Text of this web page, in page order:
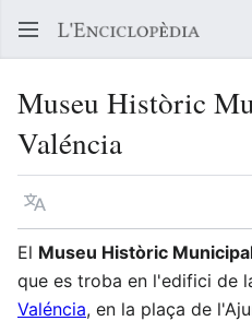
Museu Històric
Valéncia
Llegir en un atre idioma
El Museu Històric
que es troba en l'edifici de
Valéncia, en la plaça de